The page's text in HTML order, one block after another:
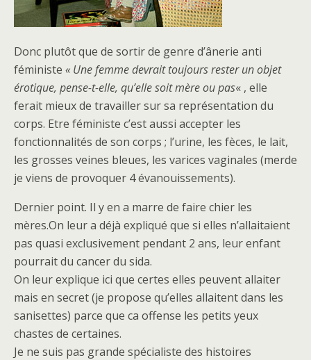
Donc plutôt que de sortir de genre d’ânerie anti
féministe « Une femme devrait toujours rester un objet
érotique, pense-t-elle, qu’elle soit mère ou pas« , elle
ferait mieux de travailler sur sa représentation du
corps. Etre féministe c’est aussi accepter les
fonctionnalités de son corps ; l’urine, les fèces, le lait,
les grosses veines bleues, les varices vaginales (merde
je viens de provoquer 4 évanouissements).
Dernier point. Il y en a marre de faire chier les
mères.On leur a déjà expliqué que si elles n’allaitaient
pas quasi exclusivement pendant 2 ans, leur enfant
pourrait du cancer du sida.
On leur explique ici que certes elles peuvent allaiter
mais en secret (je propose qu’elles allaitent dans les
sanisettes) parce que ca offense les petits yeux
chastes de certaines.
Je ne suis pas grande spécialiste des histoires